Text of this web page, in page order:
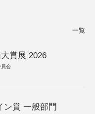
一覧
賞展 2026
員会
ン賞 一般部門